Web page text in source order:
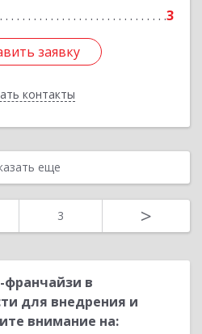
3
заявку
контакты
заявку
Назад
еще
3 >
в
для внедрения и
внимание на: